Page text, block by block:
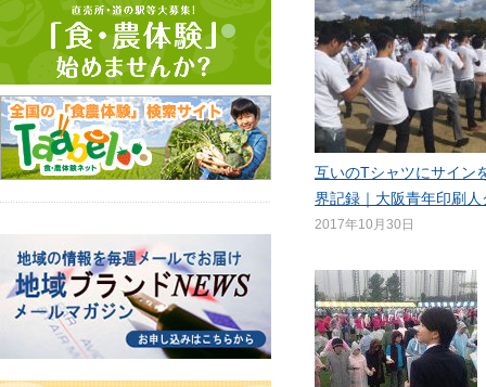
互いのTシャツにサイン
界記録｜大阪青年印刷人
2017年10月30日